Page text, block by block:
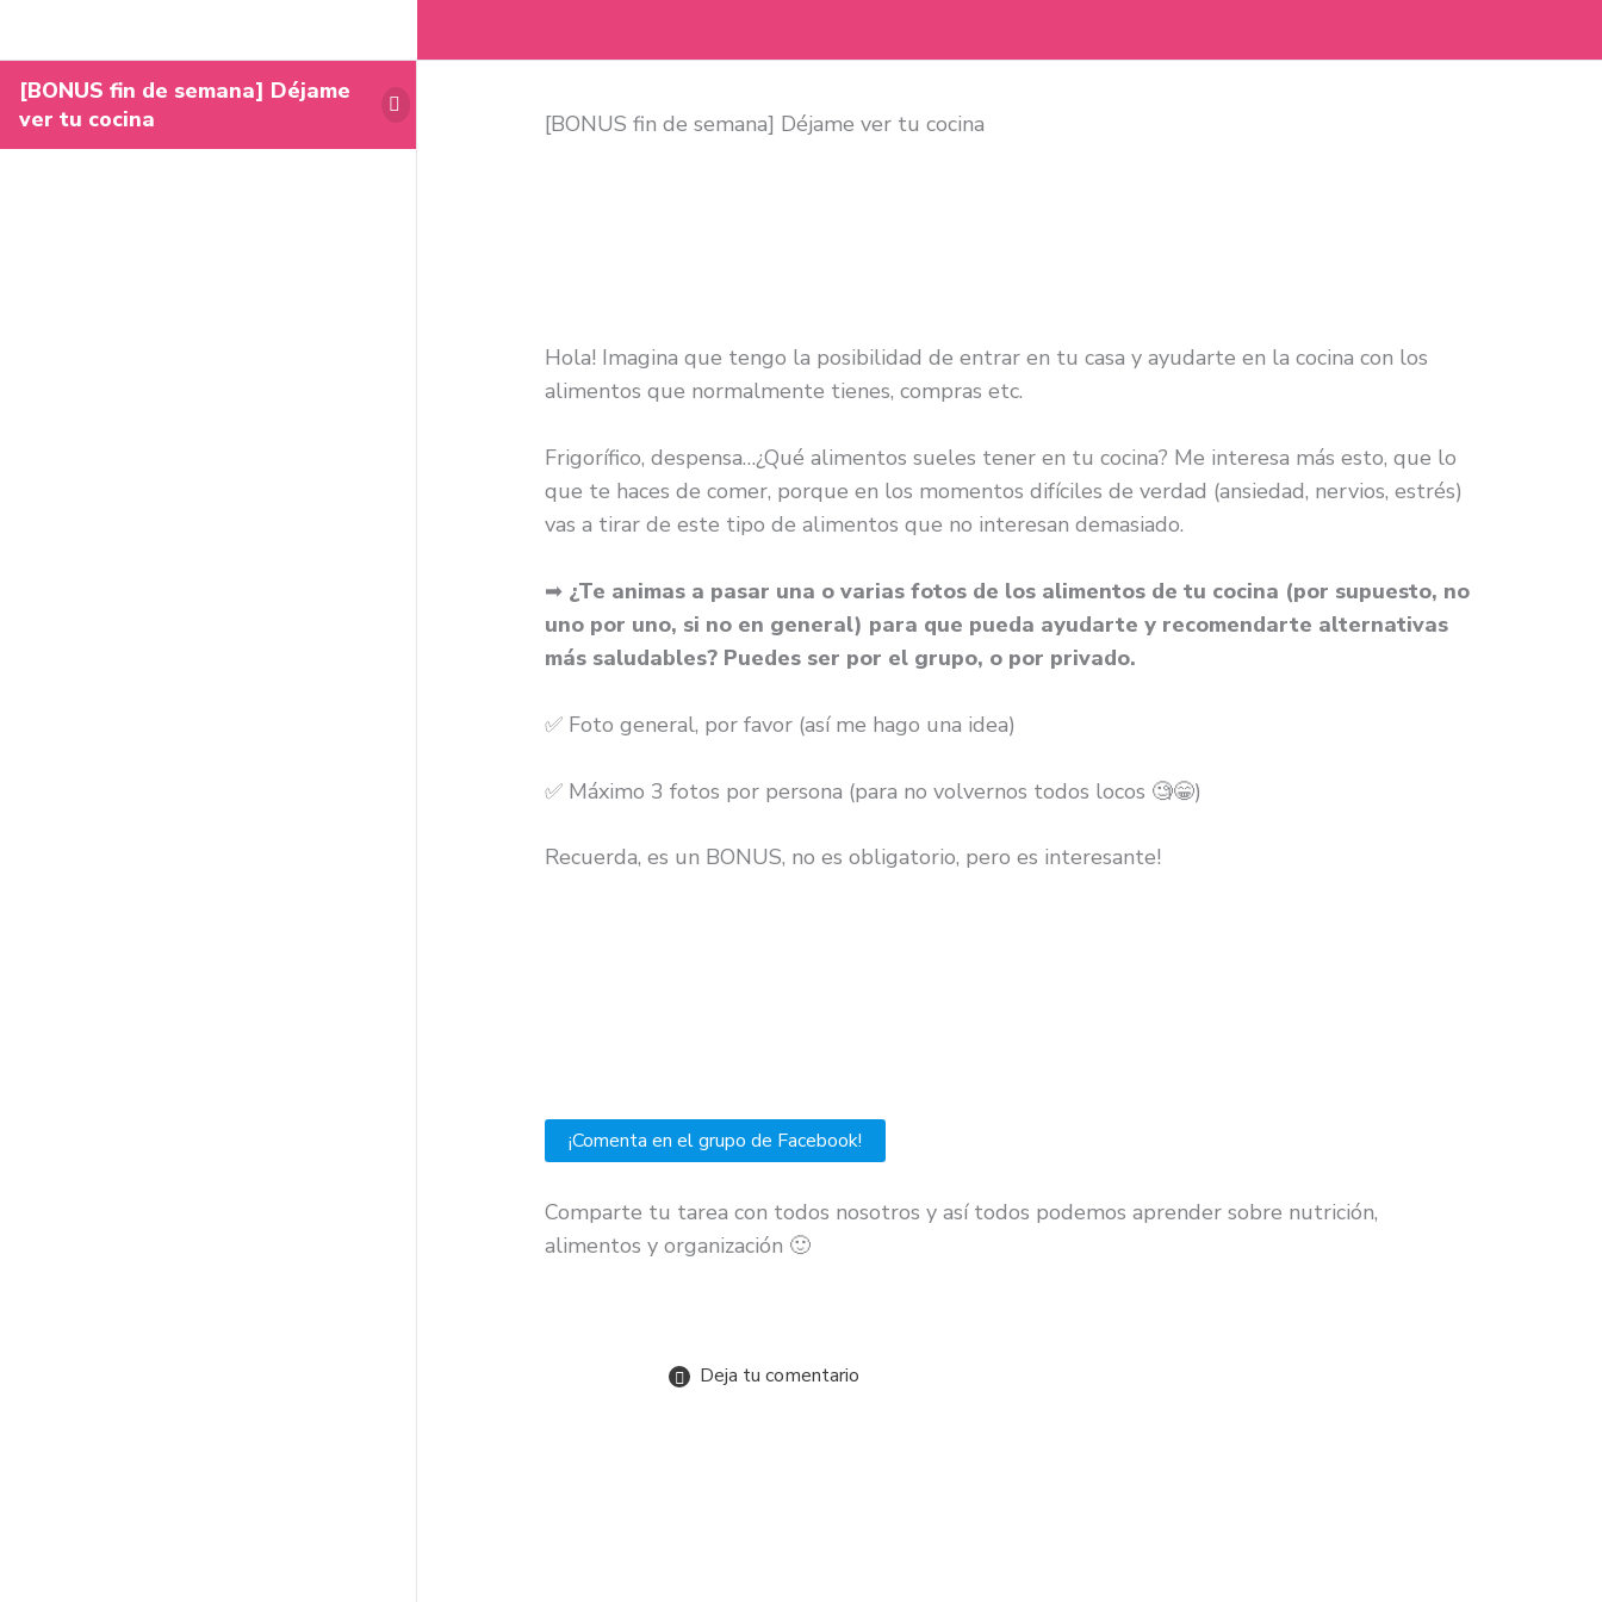
[BONUS fin de semana] Déjame
ver tu cocina
[BONUS fin de semana] Déjame ver tu cocina
Hola! Imagina que tengo la posibilidad de entrar en tu casa y ayudarte en la cocina con los
alimentos que normalmente tienes, compras etc.
Frigorífico, despensa…¿Qué alimentos sueles tener en tu cocina? Me interesa más esto, que lo
que te haces de comer, porque en los momentos difíciles de verdad (ansiedad, nervios, estrés)
vas a tirar de este tipo de alimentos que no interesan demasiado.
➡ ¿Te animas a pasar una o varias fotos de los alimentos de tu cocina (por supuesto, no
uno por uno, si no en general) para que pueda ayudarte y recomendarte alternativas
más saludables? Puedes ser por el grupo, o por privado.
✅ Foto general, por favor (así me hago una idea)
✅ Máximo 3 fotos por persona (para no volvernos todos locos 🧐😁)
Recuerda, es un BONUS, no es obligatorio, pero es interesante!
¡Comenta en el grupo de Facebook!
Comparte tu tarea con todos nosotros y así todos podemos aprender sobre nutrición,
alimentos y organización 🙂
Deja tu comentario